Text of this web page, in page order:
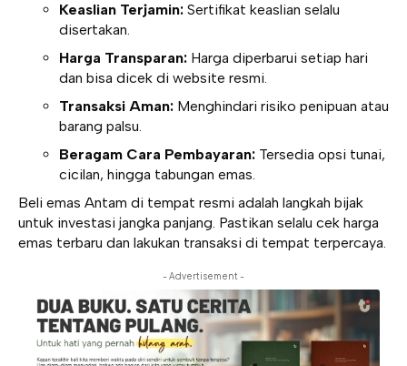
Keaslian Terjamin: Sertifikat keaslian selalu
disertakan.
Harga Transparan: Harga diperbarui setiap hari
dan bisa dicek di website resmi.
Transaksi Aman: Menghindari risiko penipuan atau
barang palsu.
Beragam Cara Pembayaran: Tersedia opsi tunai,
cicilan, hingga tabungan emas.
Beli emas Antam di tempat resmi adalah langkah bijak
untuk investasi jangka panjang. Pastikan selalu cek harga
emas terbaru dan lakukan transaksi di tempat terpercaya.
- Advertisement -